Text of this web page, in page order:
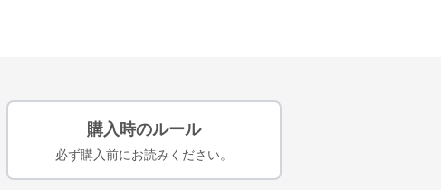
購入時のルール
必ず購入前にお読みください。